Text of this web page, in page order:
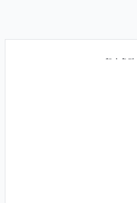
Digital Currency X Tech 盤中急跌